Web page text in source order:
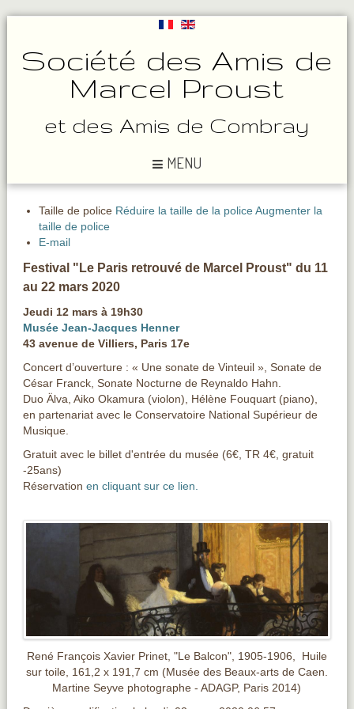
Société des Amis de
Marcel Proust
et des Amis de Combray
MENU
Taille de police Réduire la taille de la police Augmenter la
taille de police
E-mail
Festival "Le Paris retrouvé de Marcel Proust" du 11
au 22 mars 2020
Jeudi 12 mars à 19h30
Musée Jean-Jacques Henner
43 avenue de Villiers, Paris 17e
Concert d’ouverture : « Une sonate de Vinteuil », Sonate de
César Franck, Sonate Nocturne de Reynaldo Hahn.
Duo Älva, Aiko Okamura (violon), Hélène Fouquart (piano),
en partenariat avec le Conservatoire National Supérieur de
Musique.
Gratuit avec le billet d'entrée du musée (6€, TR 4€, gratuit
-25ans)
Réservation en cliquant sur ce lien.
René François Xavier Prinet, "Le Balcon", 1905-1906, Huile
sur toile, 161,2 x 191,7 cm (Musée des Beaux-arts de Caen.
Martine Seyve photographe - ADAGP, Paris 2014)